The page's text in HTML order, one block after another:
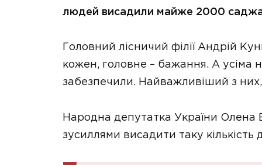
людей висадили майже 2000
Головний лісничий філії Андрій
кожен, головне – бажання. А усіма
забезпечили. Найважливіший з
Народна депутатка України Олена
зусиллями висадити таку кількість